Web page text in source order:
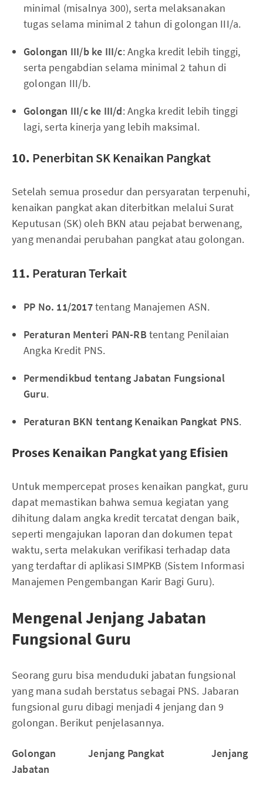
minimal (misalnya 300), serta melaksanakan
tugas selama minimal 2 tahun di golongan III/a.
Golongan III/b ke III/c: Angka kredit lebih tinggi,
serta pengabdian selama minimal 2 tahun di
golongan III/b.
Golongan III/c ke III/d: Angka kredit lebih tinggi
lagi, serta kinerja yang lebih maksimal.
10. Penerbitan SK Kenaikan Pangkat
Setelah semua prosedur dan persyaratan terpenuhi,
kenaikan pangkat akan diterbitkan melalui Surat
Keputusan (SK) oleh BKN atau pejabat berwenang,
yang menandai perubahan pangkat atau golongan.
11. Peraturan Terkait
PP No. 11/2017tentang Manajemen ASN.
Peraturan Menteri PAN-RB tentang Penilaian
Angka Kredit PNS.
Permendikbud tentang Jabatan Fungsional
Guru.
Peraturan BKN tentang Kenaikan Pangkat PNS.
Proses Kenaikan Pangkat yang Efisien
Untuk mempercepat proses kenaikan pangkat, guru
dapat memastikan bahwa semua kegiatan yang
dihitung dalam angka kredit tercatat dengan baik,
seperti mengajukan laporan dan dokumen tepat
waktu, serta melakukan verifikasi terhadap data
yang terdaftar di aplikasi SIMPKB (Sistem Informasi
Manajemen Pengembangan Karir Bagi Guru).
Mengenal Jenjang Jabatan
Fungsional Guru
Seorang guru bisa menduduki jabatan fungsional
yang mana sudah berstatus sebagai PNS. Jabaran
fungsional guru dibagi menjadi 4 jenjang dan 9
golongan. Berikut penjelasannya.
Golongan Jenjang Pangkat Jenjang
Jabatan